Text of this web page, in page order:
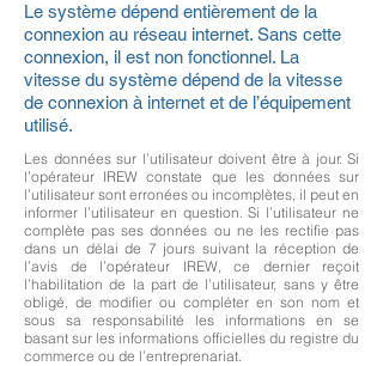
Le système dépend entièrement de la
connexion au réseau internet. Sans cette
connexion, il est non fonctionnel. La
vitesse du système dépend de la vitesse
de connexion à internet et de l’équipement
utilisé.
Les données sur l’utilisateur doivent être à jour. Si
l’opérateur IREW constate que les données sur
l’utilisateur sont erronées ou incomplètes, il peut en
informer l’utilisateur en question. Si l’utilisateur ne
complète pas ses données ou ne les rectifie pas
dans un délai de 7 jours suivant la réception de
l’avis de l’opérateur IREW, ce dernier reçoit
l’habilitation de la part de l’utilisateur, sans y être
obligé, de modifier ou compléter en son nom et
sous sa responsabilité les informations en se
basant sur les informations officielles du registre du
commerce ou de l’entreprenariat.